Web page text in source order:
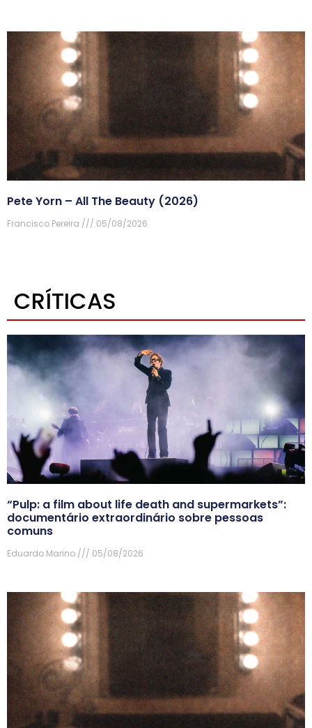
Pete Yorn – All The Beauty (2026)
Francisco Pereira 05/08/2026
CRÍTICAS
“Pulp: a film about life death and supermarkets”:
documentário extraordinário sobre pessoas
comuns
Eduardo Marino 05/08/2026